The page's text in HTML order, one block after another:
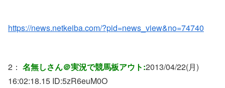
https://news.netkeiba.com/?pid=news_view&no=74740
2： 名無しさん＠実況で競馬板アウト:2013/04/22(月)
16:02:18.15 ID:5zR6euM0O